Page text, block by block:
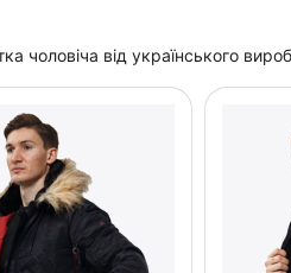
чоловіча від українського